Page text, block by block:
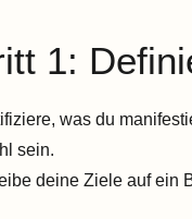
1:
was du
sein.
deine Ziele auf ein